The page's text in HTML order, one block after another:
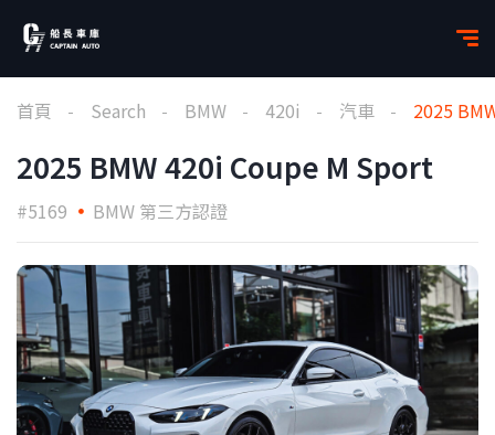
首頁 Search BMW 420i 汽車 2025
2025 BMW 420i Coupe M Sport
#5169 BMW 第三方認證